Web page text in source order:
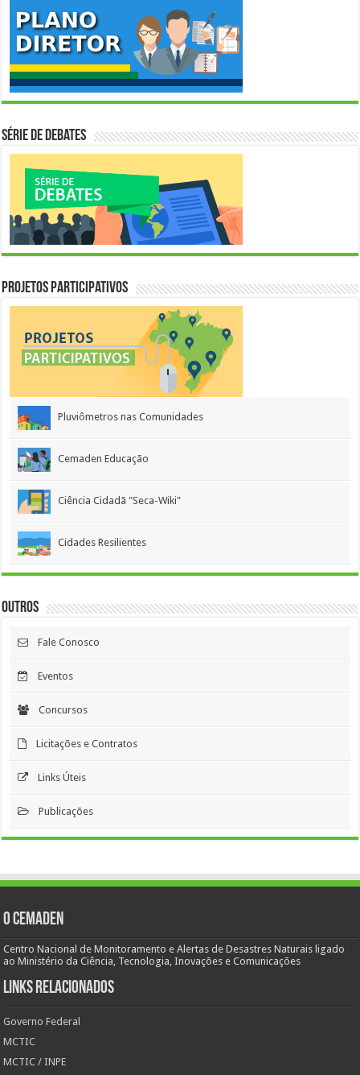
Série de Debates
Projetos Participativos
Pluviômetros nas Comunidades
Cemaden Educação
Ciência Cidadã "Seca-Wiki"
Cidades Resilientes
Outros
Fale Conosco
Eventos
Concursos
Licitações e Contratos
Links Úteis
Publicações
O Cemaden
Centro Nacional de Monitoramento e Alertas de Desastres Naturais ligado
ao Ministério da Ciência, Tecnologia, Inovações e Comunicações
Links Relacionados
Governo Federal
MCTIC
MCTIC / INPE